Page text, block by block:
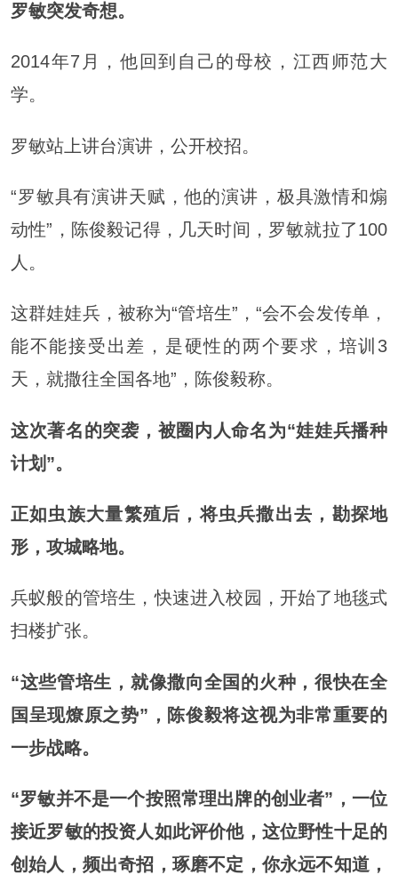
罗敏突发奇想。
2014年7月，他回到自己的母校，江西师范大
学。
罗敏站上讲台演讲，公开校招。
“罗敏具有演讲天赋，他的演讲，极具激情和煽
动性”，陈俊毅记得，几天时间，罗敏就拉了100
人。
这群娃娃兵，被称为“管培生”，“会不会发传单，
能不能接受出差，是硬性的两个要求，培训3
天，就撒往全国各地”，陈俊毅称。
这次著名的突袭，被圈内人命名为“娃娃兵播种
计划”。
正如虫族大量繁殖后，将虫兵撒出去，勘探地
形，攻城略地。
兵蚁般的管培生，快速进入校园，开始了地毯式
扫楼扩张。
“这些管培生，就像撒向全国的火种，很快在全
国呈现燎原之势”，陈俊毅将这视为非常重要的
一步战略。
“罗敏并不是一个按照常理出牌的创业者”，一位
接近罗敏的投资人如此评价他，这位野性十足的
创始人，频出奇招，琢磨不定，你永远不知道，